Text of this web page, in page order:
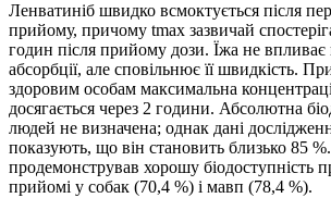
Ленватиніб швидко всмоктується після
прийому, причому tmax зазвичай
годин після прийому дози. Їжа не впливає
абсорбції, але сповільнює її швидкість.
здоровим особам максимальна
досягається через 2 години. Абсолютна
людей не визначена; однак дані
показують, що він становить близько 85
продемонстрував хорошу біодоступність
прийомі у собак (70,4 %) і мавп (78,4 %).